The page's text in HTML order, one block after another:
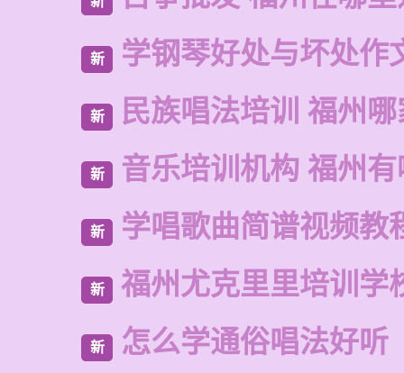
新 学钢琴好处与坏处作
新 民族唱法培训 福州
新 音乐培训机构 福州
新 学唱歌曲简谱视频教
新 福州尤克里里培训学
新 怎么学通俗唱法好听